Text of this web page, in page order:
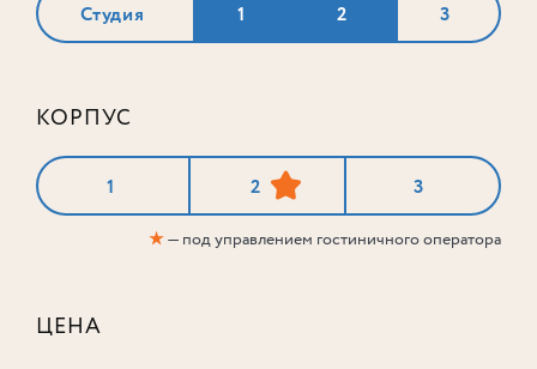
Студия 1 2 3
КОРПУС
1 2 3
★— под управлением гостиничного оператора
ЦЕНА